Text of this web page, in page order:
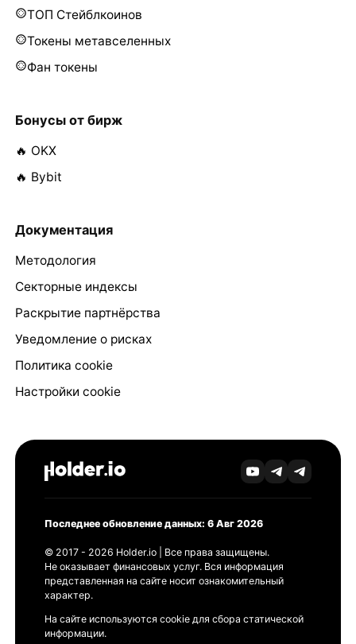
ТОП Стейблкоинов
Токены метавселенных
Фан токены
Бонусы от бирж
🔥 OKX
🔥 Bybit
Документация
Методология
Секторные индексы
Раскрытие партнёрства
Уведомление о рисках
Политика cookie
Настройки cookie
Последнее обновление данных: 6 Авг 2026
© 2017 - 2026 Holder.io | Все права защищены.
Не оказывает финансовых услуг. Вся информация
представленная на сайте носит ознакомительный
характер.
На сайте используются cookie для сбора статической
информации.